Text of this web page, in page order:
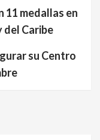
medallas en
del Caribe
su Centro